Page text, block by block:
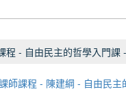
程 - 自由民主的哲學入門課
師課程 - 陳建綱 - 自由民主